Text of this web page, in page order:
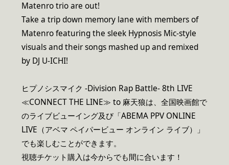
Matenro trio are out!
Take a trip down memory lane with members of
Matenro featuring the sleek Hypnosis Mic-style
visuals and their songs mashed up and remixed
by DJ U-ICHI!
ヒプノシスマイク -Division Rap Battle- 8th LIVE
≪CONNECT THE LINE≫ to 麻天狼は、全国映画館で
のライブビューイング及び「ABEMA PPV ONLINE
LIVE（アベマ ペイパービュー オンライン ライブ）」
でも楽しむことができます。
視聴チケット購入は今からでも間に合います！